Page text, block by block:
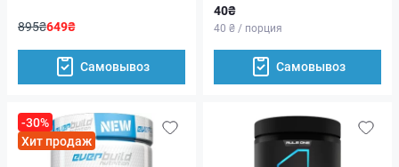
895₴649₴
Самовывоз
40₴
40 ₴ / порция
Самовывоз
-30%
Хит продаж